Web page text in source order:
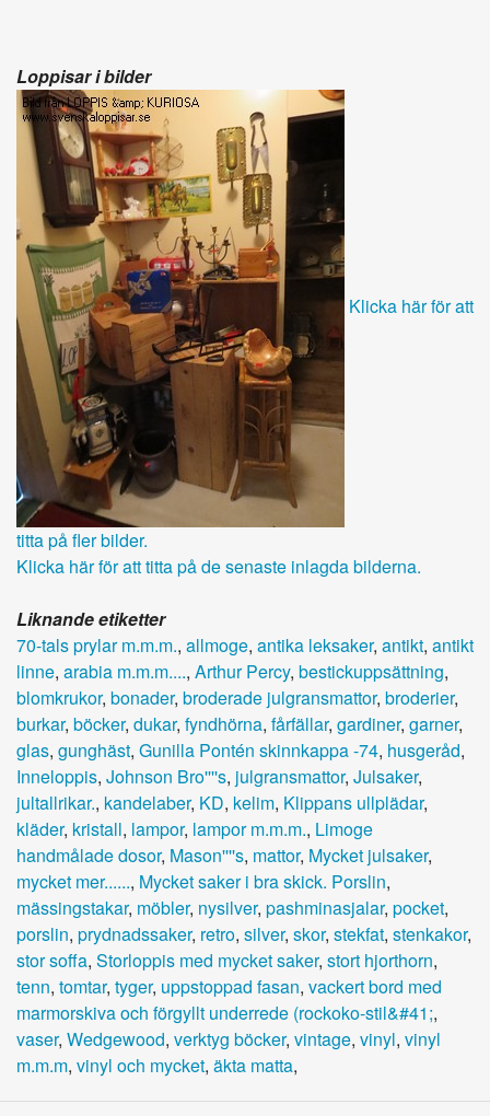
Loppisar i bilder
Klicka här för att
titta på fler bilder.
Klicka här för att titta på de senaste inlagda bilderna.
Liknande etiketter
70-tals prylar m.m.m., allmoge, antika leksaker, antikt, antikt
linne, arabia m.m.m...., Arthur Percy, bestickuppsättning,
blomkrukor, bonader, broderade julgransmattor, broderier,
burkar, böcker, dukar, fyndhörna, fårfällar, gardiner, garner,
glas, gunghäst, Gunilla Pontén skinnkappa -74, husgeråd,
Inneloppis, Johnson Bro''''s, julgransmattor, Julsaker,
jultallrikar., kandelaber, KD, kelim, Klippans ullplädar,
kläder, kristall, lampor, lampor m.m.m., Limoge
handmålade dosor, Mason''''s, mattor, Mycket julsaker,
mycket mer......, Mycket saker i bra skick. Porslin,
mässingstakar, möbler, nysilver, pashminasjalar, pocket,
porslin, prydnadssaker, retro, silver, skor, stekfat, stenkakor,
stor soffa, Storloppis med mycket saker, stort hjorthorn,
tenn, tomtar, tyger, uppstoppad fasan, vackert bord med
marmorskiva och förgyllt underrede (rockoko-stil&#41;,
vaser, Wedgewood, verktyg böcker, vintage, vinyl, vinyl
m.m.m, vinyl och mycket, äkta matta,